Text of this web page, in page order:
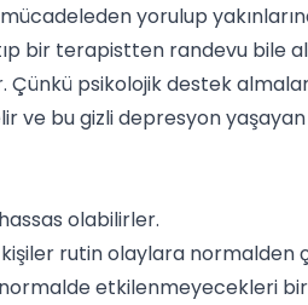
yorulup
bir terapistten randevu bile
Çünkü psikolojik destek
ve bu gizli depresyon
olabilirler.
rutin olaylara
etkilenmeyecekleri